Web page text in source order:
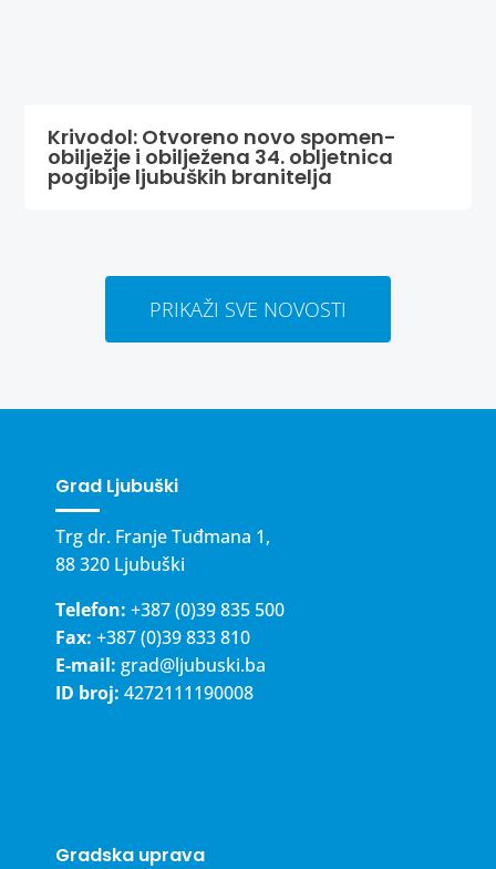
Krivodol: Otvoreno novo spomen-
obilježje i obilježena 34. obljetnica
pogibije ljubuških branitelja
PRIKAŽI SVE NOVOSTI
Grad Ljubuški
Trg dr. Franje Tuđmana 1,
88 320 Ljubuški
Telefon: +387 (0)39 835 500
Fax: +387 (0)39 833 810
E-mail: grad@ljubuski.ba
ID broj: 4272111190008
Gradska uprava